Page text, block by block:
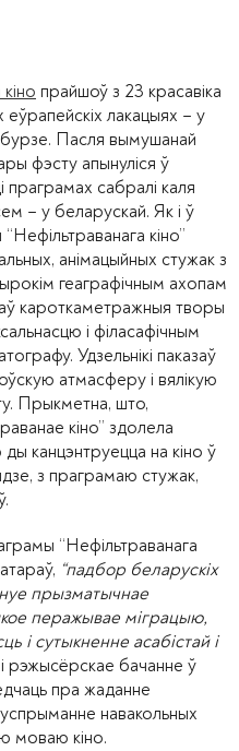
прайшоў з 23 красавіка
лакацыях – у
Пасля вымушанай
фэсту апынуліся ў
праграмах сабралі каля
– у беларускай. Як і ў
кіно”
анімацыйных стужак з
геаграфічным ахопам
кароткаметражныя творы
і філасафічным
Удзельнікі паказаў
атмасферу і вялікую
Прыкметна, што,
кіно” здолела
канцэнтруецца на кіно ў
з праграмаю стужак,
“Нефільтраванага
“падбор беларускіх
прызматычнае
перажывае міграцыю,
і сутыкненне асабістай і
рэжысёрскае бачанне ў
пра жаданне
навакольных
моваю кіно.